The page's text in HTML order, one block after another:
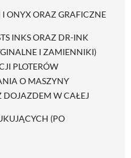
ONYX ORAZ GRAFICZNE
INKS ORAZ DR-INK
I ZAMIENNIKI)
PLOTERÓW
O MASZYNY
DOJAZDEM W CAŁEJ
(PO